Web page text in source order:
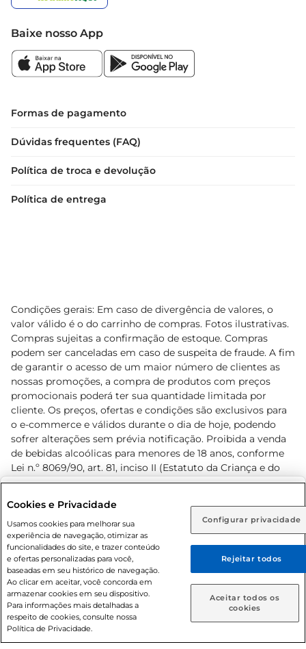
Rio de Janeiro (RJ) Goiás (GO)
Ou
Caso queira comprar online, informe como deseja receber
suas compras:
Entrega em casa Retire em Loja
Baixe nosso App
Formas de pagamento
Dúvidas frequentes (FAQ)
Política de troca e devolução
Política de entrega
Condições gerais: Em caso de divergência de valores, o
valor válido é o do carrinho de compras. Fotos ilustrativas.
Compras sujeitas a confirmação de estoque. Compras
podem ser canceladas em caso de suspeita de fraude. A fim
de garantir o acesso de um maior número de clientes as
nossas promoções, a compra de produtos com preços
promocionais poderá ter sua quantidade limitada por
cliente. Os preços, ofertas e condições são exclusivos para
o e-commerce e válidos durante o dia de hoje, podendo
sofrer alterações sem prévia notificação. Proibida a venda
de bebidas alcoólicas para menores de 18 anos, conforme
Lei n.º 8069/90, art. 81, inciso II (Estatuto da Criança e do
Adolescente). Preços e condições exclusivos para o
prévio. O valor mínimo para as compras on-line é de R$
80,00.
© 2026 Copyright. Todos os direitos
reservados Prezunic.
Cookies e Privacidade
Usamos cookies para melhorar sua
experiência de navegação, otimizar as
funcionalidades do site, e trazer conteúdo
e ofertas personalizadas para você,
baseadas em seu histórico de navegação.
Ao clicar em aceitar, você concorda em
armazenar cookies em seu dispositivo.
Para informações mais detalhadas a
respeito de cookies, consulte nossa
Política de Privacidade.
Configurar privacidade
Rejeitar todos
Aceitar todos os
cookies